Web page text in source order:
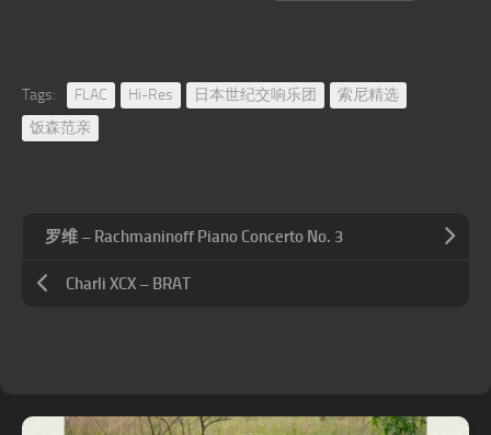
Tags: FLAC Hi-Res 日本世纪交响乐团
索尼精选
饭森范亲
罗维 – Rachmaninoff Piano Concerto No. 3
Charli XCX – BRAT